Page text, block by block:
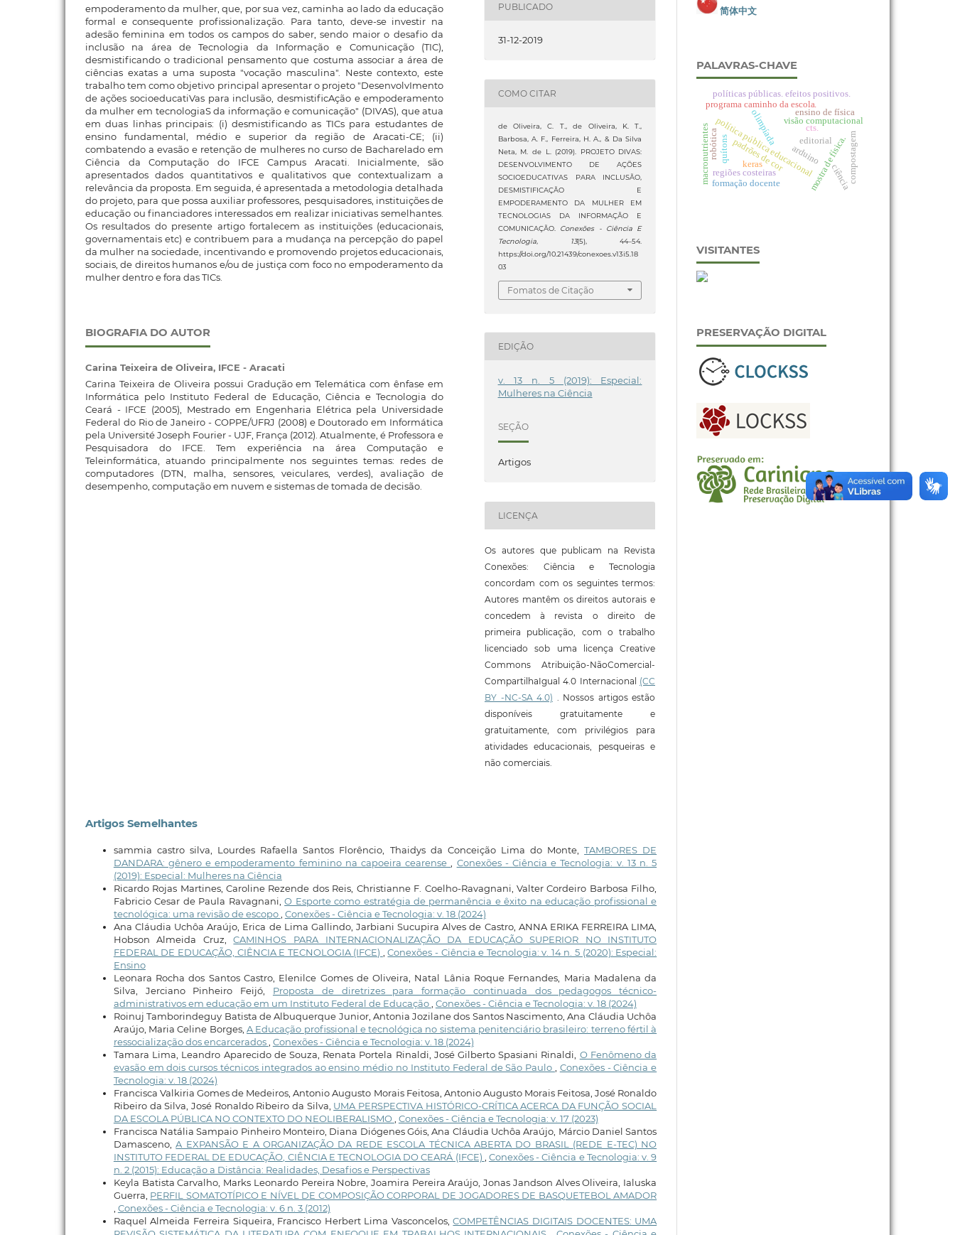
empoderamento da mulher, que, por sua vez, caminha ao lado da educação
formal e consequente profissionalização. Para tanto, deve-se investir na
adesão feminina em todos os campos do saber, sendo maior o desafio da
inclusão na área de Tecnologia da Informação e Comunicação (TIC),
desmistificando o tradicional pensamento que costuma associar a área de
ciências exatas a uma suposta "vocação masculina". Neste contexto, este
trabalho tem como objetivo principal apresentar o projeto "DesenvolvImento
de ações socioeducatiVas para inclusão, desmistificAção e empoderamento
da mulher em tecnologiaS da informação e comunicação" (DIVAS), que atua
em duas linhas principais: (i) desmistificando as TICs para estudantes de
ensino fundamental, médio e superior da região de Aracati-CE; (ii)
combatendo a evasão e retenção de mulheres no curso de Bacharelado em
Ciência da Computação do IFCE Campus Aracati. Inicialmente, são
apresentados dados quantitativos e qualitativos que contextualizam a
relevância da proposta. Em seguida, é apresentada a metodologia detalhada
do projeto, para que possa auxiliar professores, pesquisadores, instituições de
educação ou financiadores interessados em realizar iniciativas semelhantes.
Os resultados do presente artigo fortalecem as instituições (educacionais,
governamentais etc) e contribuem para a mudança na percepção do papel
da mulher na sociedade, incentivando e promovendo projetos educacionais,
sociais, de direitos humanos e/ou de justiça com foco no empoderamento da
mulher dentro e fora das TICs.
BIOGRAFIA DO AUTOR
Carina Teixeira de Oliveira, IFCE - Aracati
Carina Teixeira de Oliveira possui Gradução em Telemática com ênfase em
Informática pelo Instituto Federal de Educação, Ciência e Tecnologia do
Ceará - IFCE (2005), Mestrado em Engenharia Elétrica pela Universidade
Federal do Rio de Janeiro - COPPE/UFRJ (2008) e Doutorado em Informática
pela Université Joseph Fourier - UJF, França (2012). Atualmente, é Professora e
Pesquisadora do IFCE. Tem experiência na área Computação e
Teleinformática, atuando principalmente nos seguintes temas: redes de
computadores (DTN, malha, sensores, veiculares, verdes), avaliação de
desempenho, computação em nuvem e sistemas de tomada de decisão.
PUBLICADO
31-12-2019
COMO CITAR
de Oliveira, C. T., de Oliveira, K. T.,
Barbosa, A. F., Ferreira, H. A., & Da Silva
Neta, M. de L. (2019). PROJETO DIVAS:
DESENVOLVIMENTO DE AÇÕES
SOCIOEDUCATIVAS PARA INCLUSÃO,
DESMISTIFICAÇÃO E
EMPODERAMENTO DA MULHER EM
TECNOLOGIAS DA INFORMAÇÃO E
COMUNICAÇÃO. Conexões - Ciência E
Tecnologia, 13(5), 44–54.
https://doi.org/10.21439/conexoes.v13i5.18
03
Fomatos de Citação
EDIÇÃO
v. 13 n. 5 (2019): Especial:
Mulheres na Ciência
SEÇÃO
Artigos
LICENÇA
Os autores que publicam na Revista
Conexões: Ciência e Tecnologia
concordam com os seguintes termos:
Autores mantêm os direitos autorais e
concedem à revista o direito de
primeira publicação, com o trabalho
licenciado sob uma licença Creative
Commons Atribuição-NãoComercial-
CompartilhaIgual 4.0 Internacional (CC
BY -NC-SA 4.0) . Nossos artigos estão
disponíveis gratuitamente e
gratuitamente, com privilégios para
atividades educacionais, pesqueiras e
não comerciais.
Artigos Semelhantes
sammia castro silva, Lourdes Rafaella Santos Florêncio, Thaidys da Conceição Lima do Monte,TAMBORES DE
DANDARA: gênero e empoderamento feminino na capoeira cearense
Conexões - Ciência e Tecnologia: v. 13 n. 5
(2019): Especial: Mulheres na Ciência
Ricardo Rojas Martines, Caroline Rezende dos Reis, Christianne F. Coelho-Ravagnani, Valter Cordeiro Barbosa Filho,
Fabricio Cesar de Paula Ravagnani,O Esporte como estratégia de permanência e êxito na educação profissional e
tecnológica: uma revisão de escopo Conexões - Ciência e Tecnologia: v. 18 (2024)
Ana Cláudia Uchôa Araújo, Erica de Lima Gallindo, Jarbiani Sucupira Alves de Castro, ANNA ERIKA FERREIRA LIMA,
Hobson Almeida Cruz,CAMINHOS PARA INTERNACIONALIZAÇÃO DA EDUCAÇÃO SUPERIOR NO INSTITUTO
FEDERAL DE EDUCAÇÃO, CIÊNCIA E TECNOLOGIA (IFCE)
,Conexões - Ciência e Tecnologia: v. 14 n. 5 (2020): Especial:
Ensino
Leonara Rocha dos Santos Castro, Elenilce Gomes de Oliveira, Natal Lânia Roque Fernandes, Maria Madalena da
Silva, Jerciano Pinheiro Feijó, Proposta de diretrizes para formação continuada dos pedagogos técnico-
administrativos em educação em um Instituto Federal de Educação Conexões - Ciência e Tecnologia: v. 18 (2024)
Roinuj Tamborindeguy Batista de Albuquerque Junior, Antonia Jozilane dos Santos Nascimento, Ana Cláudia Uchôa
Araújo, Maria Celine Borges, A Educação profissional e tecnológica no sistema penitenciário brasileiro: terreno fértil à
ressocialização dos encarcerados Conexões - Ciência e Tecnologia: v. 18 (2024)
Tamara Lima, Leandro Aparecido de Souza, Renata Portela Rinaldi, José Gilberto Spasiani Rinaldi, O Fenômeno da
evasão em dois cursos técnicos integrados ao ensino médio no Instituto Federal de São Paulo
Conexões - Ciência e
Tecnologia: v. 18 (2024)
Francisca Valkiria Gomes de Medeiros, Antonio Augusto Morais Feitosa, Antonio Augusto Morais Feitosa, José Ronaldo
Ribeiro da Silva, José Ronaldo Ribeiro da Silva, UMA PERSPECTIVA HISTÓRICO-CRÍTICA ACERCA DA FUNÇÃO SOCIAL
DA ESCOLA PÚBLICA NO CONTEXTO DO NEOLIBERALISMO Conexões - Ciência e Tecnologia: v. 17 (2023)
Francisca Natália Sampaio Pinheiro Monteiro, Diana Diógenes Góis, Ana Cláudia Uchôa Araújo, Márcio Daniel Santos
Damasceno,A EXPANSÃO E A ORGANIZAÇÃO DA REDE ESCOLA TÉCNICA ABERTA DO BRASIL (REDE E-TEC) NO
INSTITUTO FEDERAL DE EDUCAÇÃO, CIÊNCIA E TECNOLOGIA DO CEARÁ (IFCE)
Conexões - Ciência e Tecnologia: v. 9
n. 2 (2015): Educação a Distância: Realidades, Desafios e Perspectivas
Keyla Batista Carvalho, Marks Leonardo Pereira Nobre, Joamira Pereira Araújo, Jonas Jandson Alves Oliveira, Ialuska
Guerra, PERFIL SOMATOTÍPICO E NÍVEL DE COMPOSIÇÃO CORPORAL DE JOGADORES DE BASQUETEBOL AMADOR
Conexões - Ciência e Tecnologia: v. 6 n. 3 (2012)
Raquel Almeida Ferreira Siqueira, Francisco Herbert Lima Vasconcelos,COMPETÊNCIAS DIGITAIS DOCENTES: UMA
简体中文
PALAVRAS-CHAVE
editorial
olimpíada
política pública educacional
programa caminho da escola.
padrões de cor
quítons
regiões costeiras
robótica
visão computacional
keras
políticas públicas. efeitos positivos.
mostra de física.
formação docente
cts.
compostagem
ensino de física
ciência
macronutrientes arduino
VISITANTES
PRESERVAÇÃO DIGITAL